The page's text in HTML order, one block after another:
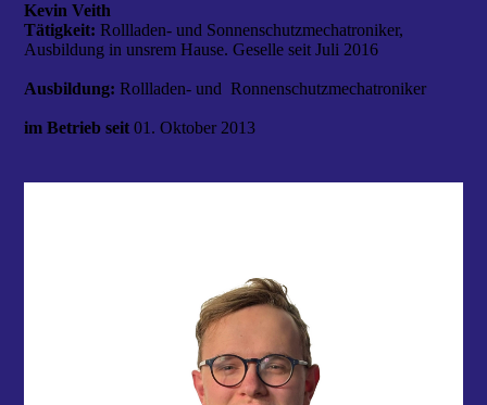
Kevin Veith
Tätigkeit:Rollladen- und Sonnenschutzmechatroniker,
Ausbildung in unsrem Hause. Geselle seit Juli 2016
Ausbildung:Rollladen- und Ronnenschutzmechatroniker
im Betrieb seit01. Oktober 2013